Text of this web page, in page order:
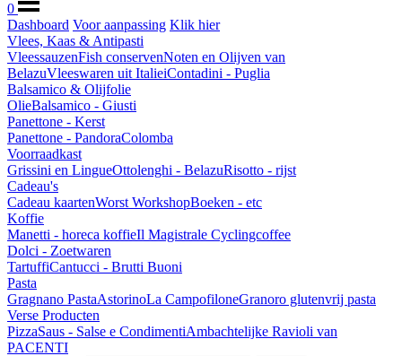
0
Dashboard Voor aanpassing Klik hier
Vlees, Kaas & Antipasti
VleessauzenFish conservenNoten en Olijven van
BelazuVleeswaren uit ItalieiContadini - Puglia
Balsamico & Olijfolie
OlieBalsamico - Giusti
Panettone - Kerst
Panettone - PandoraColomba
Voorraadkast
Grissini en LingueOttolenghi - BelazuRisotto - rijst
Cadeau's
Cadeau kaartenWorst WorkshopBoeken - etc
Koffie
Manetti - horeca koffieIl Magistrale Cyclingcoffee
Dolci - Zoetwaren
TartuffiCantucci - Brutti Buoni
Pasta
Gragnano PastaAstorinoLa CampofiloneGranoro glutenvrij pasta
Verse Producten
PizzaSaus - Salse e CondimentiAmbachtelijke Ravioli van
PACENTI